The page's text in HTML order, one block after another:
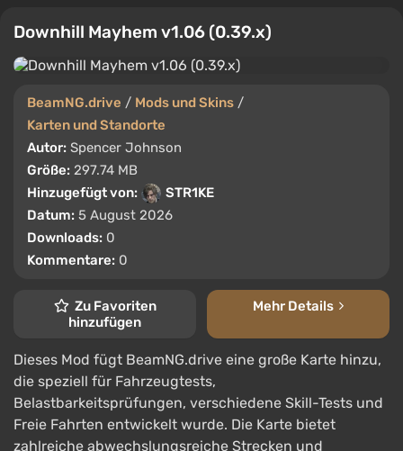
Downhill Mayhem v1.06 (0.39.x)
BeamNG.drive / Mods und Skins /
Karten und Standorte
Autor: Spencer Johnson
Größe: 297.74 MB
Hinzugefügt von:
STR1KE
Datum: 5 August 2026
Downloads: 0
Kommentare: 0
Zu Favoriten
hinzufügen
Mehr Details
Dieses Mod fügt BeamNG.drive eine große Karte hinzu,
die speziell für Fahrzeugtests,
Belastbarkeitsprüfungen, verschiedene Skill-Tests und
Freie Fahrten entwickelt wurde. Die Karte bietet
zahlreiche abwechslungsreiche Strecken und